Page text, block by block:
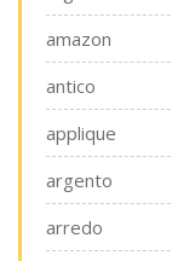
amazon
antico
applique
argento
arredo